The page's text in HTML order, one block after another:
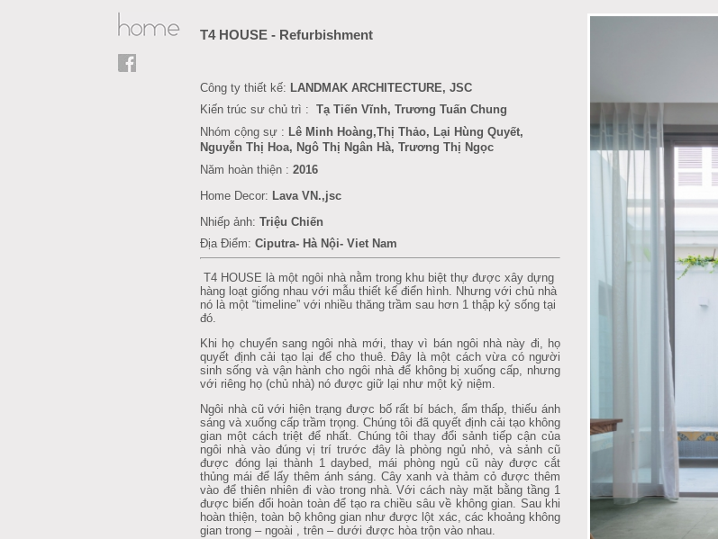
T4 HOUSE - Refurbishment
Công ty thiết kế: LANDMAK ARCHITECTURE, JSC
Kiến trúc sư chủ trì : Tạ Tiến Vĩnh, Trương Tuấn Chung
Nhóm cộng sự : Lê Minh Hoàng,Thị Thảo, Lại Hùng Quyết,
Nguyễn Thị Hoa, Ngô Thị Ngân Hà, Trương Thị Ngọc
Năm hoàn thiện : 2016
Home Decor: Lava VN.,jsc
Nhiếp ảnh: Triệu Chiến
Địa Điểm: Ciputra- Hà Nội- Viet Nam
T4 HOUSE là một ngôi nhà nằm trong khu biệt thự được xây dựng
hàng loạt giống nhau với mẫu thiết kế điển hình. Nhưng với chủ nhà
nó là một “timeline” với nhiều thăng trầm sau hơn 1 thập kỷ sống tại
đó.
Khi họ chuyển sang ngôi nhà mới, thay vì bán ngôi nhà này đi, họ
quyết định cải tạo lại để cho thuê. Đây là một cách vừa có người
sinh sống và vận hành cho ngôi nhà để không bị xuống cấp, nhưng
với riêng họ (chủ nhà) nó được giữ lại như một kỷ niệm.
Ngôi nhà cũ với hiện trạng được bố rất bí bách, ẩm thấp, thiếu ánh
sáng và xuống cấp trầm trọng. Chúng tôi đã quyết định cải tạo không
gian một cách triệt để nhất. Chúng tôi thay đổi sảnh tiếp cận của
ngôi nhà vào đúng vị trí trước đây là phòng ngủ nhỏ, và sảnh cũ
được đóng lại thành 1 daybed, mái phòng ngủ cũ này được cắt
thủng mái để lấy thêm ánh sáng. Cây xanh và thảm cỏ được thêm
vào để thiên nhiên đi vào trong nhà. Với cách này mặt bằng tầng 1
được biến đổi hoàn toàn để tạo ra chiều sâu về không gian. Sau khi
hoàn thiện, toàn bộ không gian như được lột xác, các khoảng không
gian trong – ngoài , trên – dưới được hòa trộn vào nhau.